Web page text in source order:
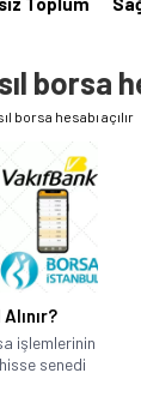
borsa
borsa hesabı açılır
işlemlerinin
senedi